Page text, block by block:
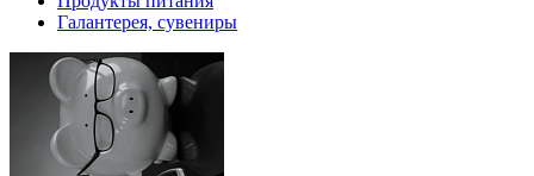
Галантерея, сувениры